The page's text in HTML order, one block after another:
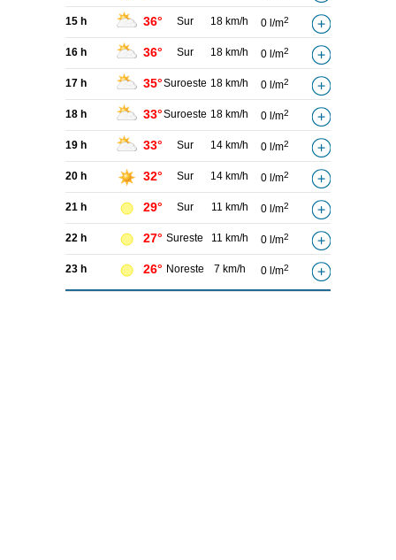
15 h 36° Sur 18 km/h 0 l/m2
16 h 36° Sur 18 km/h 0 l/m2
17 h 35°Suroeste 18 km/h 0 l/m2
18 h 33°Suroeste 18 km/h 0 l/m2
19 h 33° Sur 14 km/h 0 l/m2
20 h 32° Sur 14 km/h 0 l/m2
21 h 29° Sur 11 km/h 0 l/m2
22 h 27° Sureste 11 km/h 0 l/m2
23 h 26° Noreste 7 km/h 0 l/m2